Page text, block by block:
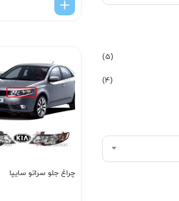
(5)
(4)
چراغ جلو سراتو سایپا